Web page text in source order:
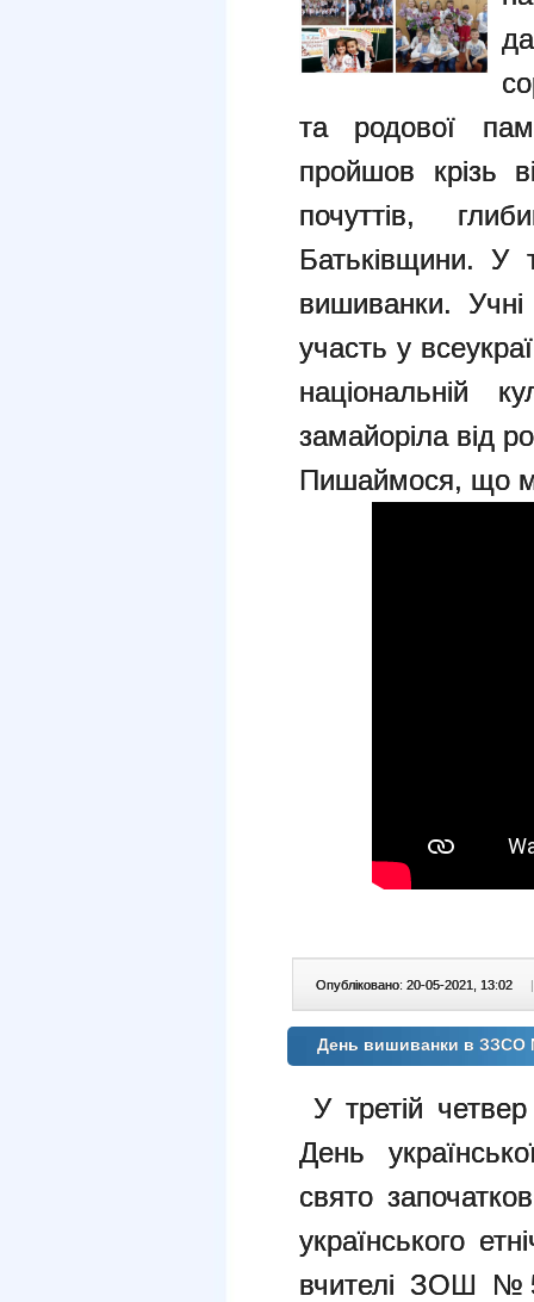
та родової
пройшов крізь
почуттів,
Батьківщини. У
вишиванки.
участь у
національній
замайоріла від
Пишаймося, що
Опубліковано: 20-05-2021, 13:02 |
День вишиванки в
У третій
День
свято
українського
вчителі ЗОШ №5